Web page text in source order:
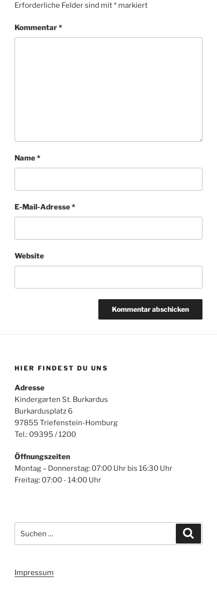
Erforderliche Felder sind mit* markiert
Kommentar*
Name*
E-Mail-Adresse*
Website
HIER FINDEST DU UNS
Adresse
Kindergarten St. Burkardus
Burkardusplatz 6
97855 Triefenstein-Homburg
Tel.: 09395 / 1200
Öffnungszeiten
Montag – Donnerstag: 07:00 Uhr bis 16:30 Uhr
Freitag: 07:00 - 14:00 Uhr
nach:
Impressum